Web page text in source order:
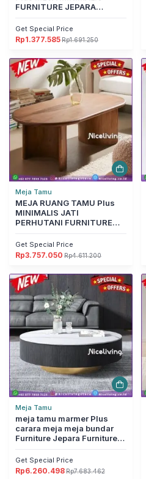
FURNITURE JEPARA
Get Special Price
Rp1.691.250
Harga
adalah:
Rp1.691.250.
Rp1.377.585
Harga
ini
adalah:
Rp1.377.585.
Meja Tamu
MEJA RUANG TAMU Plus
MINIMALIS JATI
PERHUTANI FURNITURE
Get Special Price
Rp4.611.200
Harga
adalah:
Rp4.611.200.
Rp3.757.050
Harga
ini
adalah:
Rp3.757.050.
Meja Tamu
meja tamu marmer Plus
carara meja meja bundar
Furniture Jepara Furniture
Get Special Price
Rp7.683.462
Harga
Rp6.260.498
Harga